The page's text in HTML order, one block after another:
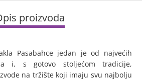
proizvoda
Pasabahce jedan je od najvećih
i, s gotovo stoljećom tradicije,
na tržište koji imaju svu najbolju